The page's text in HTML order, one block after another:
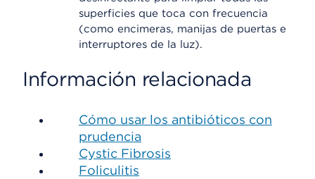
superficies que toca con frecuencia
(como encimeras, manijas de puertas e
interruptores de la luz).
Información relacionada
Cómo usar los antibióticos con
prudencia
Cystic Fibrosis
Foliculitis